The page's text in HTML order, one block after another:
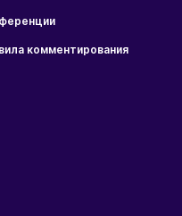
комментирования